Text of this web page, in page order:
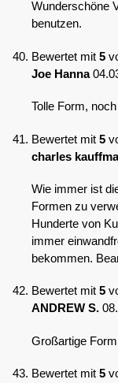
Wunderschöne
benutzen.
Bewertet mit 5
Joe Hanna
Tolle Form,
Bewertet mit 5
charles
Wie immer ist
Formen zu
Hunderte von
immer
bekommen.
Bewertet mit 5
ANDREW S.
Großartige
Bewertet mit 5